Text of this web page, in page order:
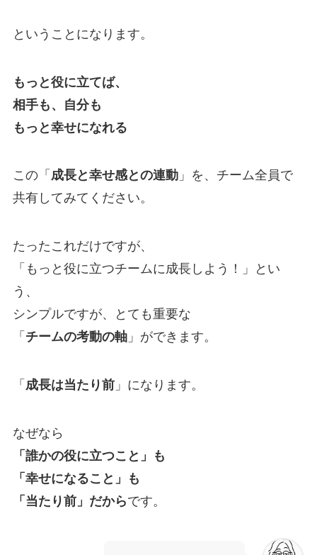
ということになります。
もっと役に立てば、
相手も、自分も
もっと幸せになれる
この「 成長と幸せ感との連動」を、チーム全員で
共有してみてください。
たったこれだけですが、
「もっと役に立つチームに成長しよう！」とい
う、
シンプルですが、とても重要な
「 チームの考動の軸」ができます。
「 成長は当たり前」になります。
なぜなら
「誰かの役に立つこと」も
「幸せになること」も
「当たり前」だからです。